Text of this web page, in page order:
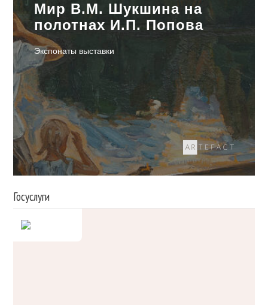
Мир В.М. Шукшина на
полотнах И.П. Попова
Экспонаты выставки
Госуслуги